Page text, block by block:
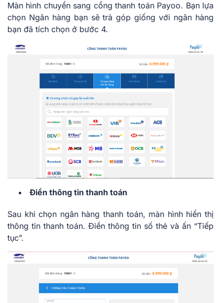
Màn hình chuyển sang cổng thanh toán Payoo. Bạn lựa
chọn Ngân hàng bạn sẽ trả góp giống với ngân hàng
bạn đã tích chọn ở bước 4.
Điền thông tin thanh toán
Sau khi chọn ngân hàng thanh toán, màn hình hiển thị
thông tin thanh toán. Điền thông tin số thẻ và ấn “Tiếp
tục”.